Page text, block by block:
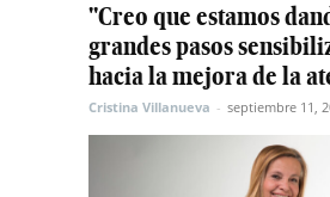
"Creo que estamos
grandes pasos
hacia la mejora de la
Cristina Villanueva - septiembre 11,